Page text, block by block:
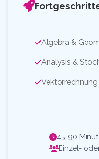
Algebra &
Analysis &
Vektorrechnung
45-90
Einzel-